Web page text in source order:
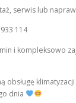
serwis lub
114
i kompleksowo
obsługę
dnia